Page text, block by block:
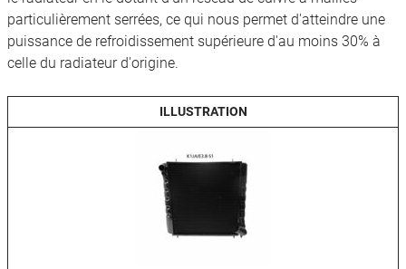
particulièrement serrées, ce qui nous permet d'atteindre une
puissance de refroidissement supérieure d'au moins 30% à
celle du radiateur d'origine.
ILLUSTRATION